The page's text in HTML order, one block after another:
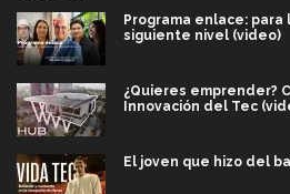
Programa enlace:
siguiente nivel (video)
¿Quieres emprender?
Innovación del Tec
El joven que hizo del